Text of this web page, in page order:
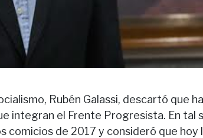
Rubén Galassi, descartó que
integran el Frente Progresista. En tal
comicios de 2017 y consideró que hoy